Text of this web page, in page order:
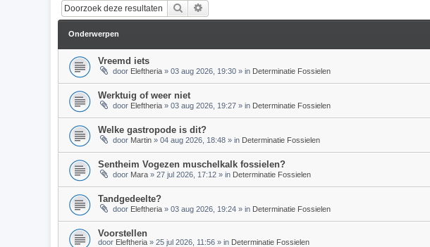
Zoek
Onderwerpen
Vreemd iets
door Eleftheria » 03 aug 2026, 19:30 » in Determinatie Fossielen
Werktuig of weer niet
door Eleftheria » 03 aug 2026, 19:27 » in Determinatie Fossielen
Welke gastropode is dit?
door Martin » 04 aug 2026, 18:48 » in Determinatie Fossielen
Sentheim Vogezen muschelkalk fossielen?
door Mara » 27 jul 2026, 17:12 » in Determinatie Fossielen
Tandgedeelte?
door Eleftheria » 03 aug 2026, 19:24 » in Determinatie Fossielen
Voorstellen
door Eleftheria » 25 jul 2026, 11:56 » in Determinatie Fossielen